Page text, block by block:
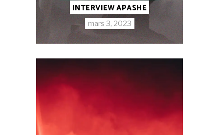
INTERVIEW APASHE
mars 3, 2023